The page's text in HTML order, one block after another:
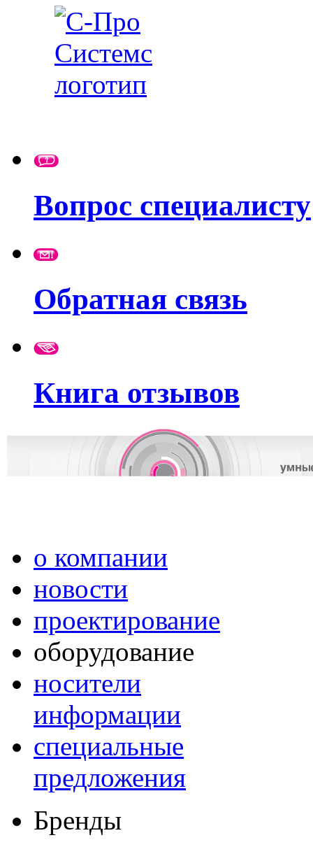
Вопрос специалисту
Обратная связь
Книга отзывов
о компании
новости
проектирование
оборудование
носители
информации
специальные
предложения
Бренды